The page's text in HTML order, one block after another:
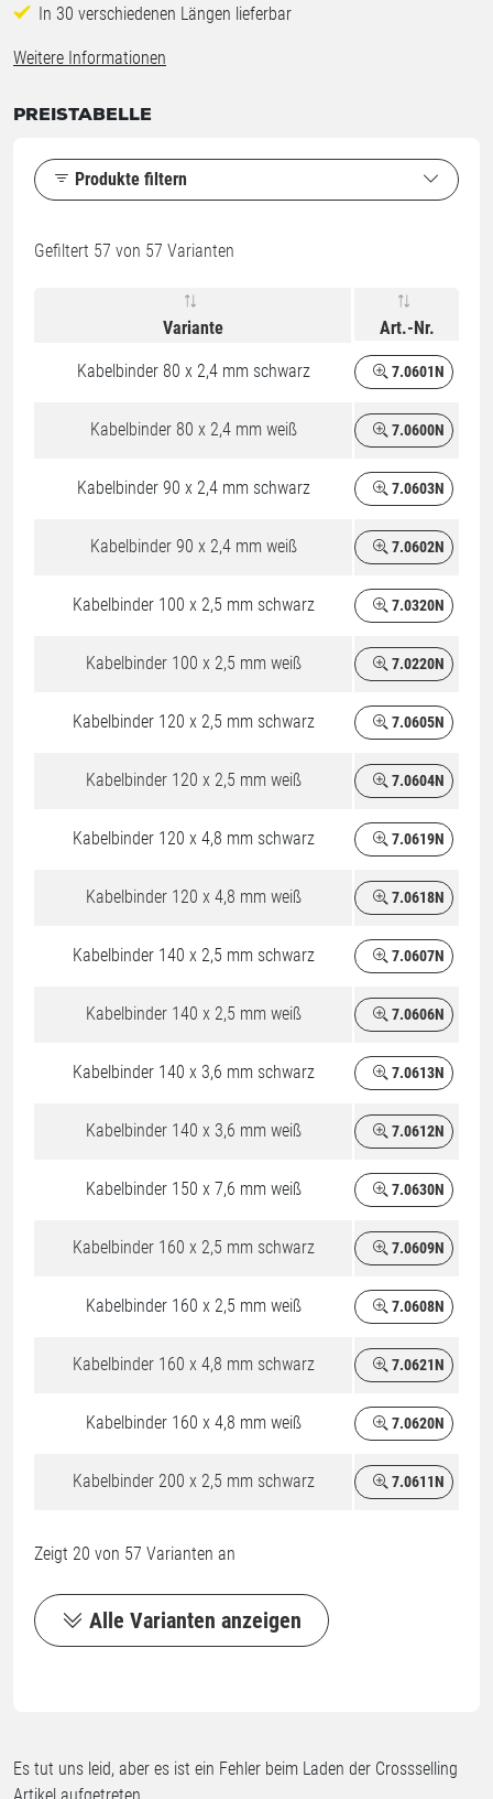
In 30 verschiedenen Längen lieferbar
Weitere Informationen
PREISTABELLE
Produkte filtern
Gefiltert 57 von 57 Varianten
Variante Art.-Nr.
Kabelbinder 80 x 2,4 mm schwarz 7.0601N
Kabelbinder 80 x 2,4 mm weiß 7.0600N
Kabelbinder 90 x 2,4 mm schwarz 7.0603N
Kabelbinder 90 x 2,4 mm weiß 7.0602N
Kabelbinder 100 x 2,5 mm schwarz 7.0320N
Kabelbinder 100 x 2,5 mm weiß 7.0220N
Kabelbinder 120 x 2,5 mm schwarz 7.0605N
Kabelbinder 120 x 2,5 mm weiß 7.0604N
Kabelbinder 120 x 4,8 mm schwarz 7.0619N
Kabelbinder 120 x 4,8 mm weiß 7.0618N
Kabelbinder 140 x 2,5 mm schwarz 7.0607N
Kabelbinder 140 x 2,5 mm weiß 7.0606N
Kabelbinder 140 x 3,6 mm schwarz 7.0613N
Kabelbinder 140 x 3,6 mm weiß 7.0612N
Kabelbinder 150 x 7,6 mm weiß 7.0630N
Kabelbinder 160 x 2,5 mm schwarz 7.0609N
Kabelbinder 160 x 2,5 mm weiß 7.0608N
Kabelbinder 160 x 4,8 mm schwarz 7.0621N
Kabelbinder 160 x 4,8 mm weiß 7.0620N
Kabelbinder 200 x 2,5 mm schwarz 7.0611N
Zeigt 20 von 57 Varianten an
Alle Varianten anzeigen
Es tut uns leid, aber es ist ein Fehler beim Laden der Crossselling